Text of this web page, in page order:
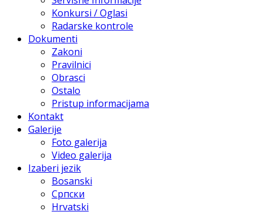
Konkursi / Oglasi
Radarske kontrole
Dokumenti
Zakoni
Pravilnici
Obrasci
Ostalo
Pristup informacijama
Kontakt
Galerije
Foto galerija
Video galerija
Izaberi jezik
Bosanski
Српски
Hrvatski